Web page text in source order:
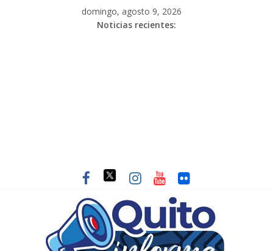
domingo, agosto 9, 2026
Noticias recientes: